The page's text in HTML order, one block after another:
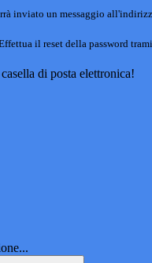
inviato un messaggio
il reset della password
di posta elettronica!